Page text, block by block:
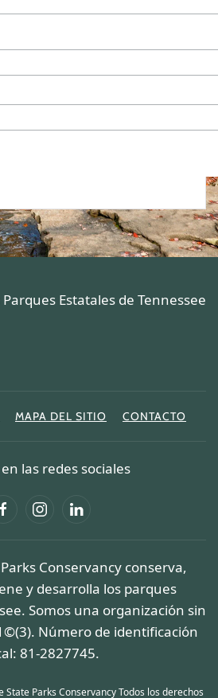
Estatales de Tennessee
MAPA DEL SITIO CONTACTO
las redes sociales
Conservancy conserva,
y desarrolla los parques
Somos una organización sin
Número de identificación
81-2827745.
Parks Conservancy Todos los derechos